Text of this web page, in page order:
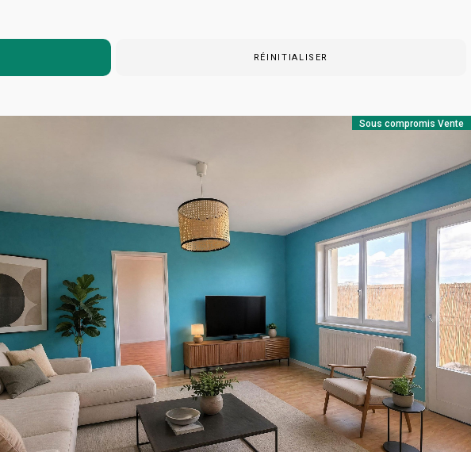
RÉINITIALISER
Sous compromis Vente